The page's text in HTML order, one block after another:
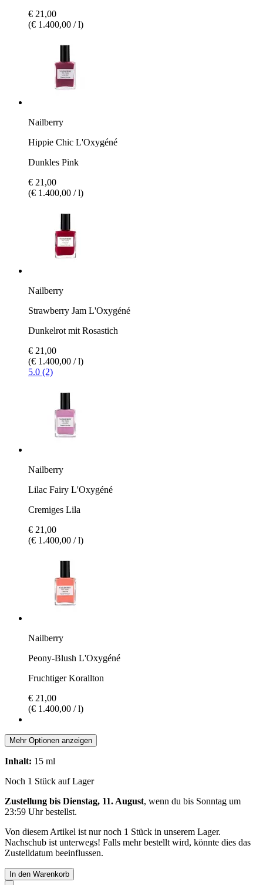
€ 21,00
(€ 1.400,00 / l)
Nailberry
Hippie Chic L'Oxygéné
Dunkles Pink
€ 21,00
(€ 1.400,00 / l)
Nailberry
Strawberry Jam L'Oxygéné
Dunkelrot mit Rosastich
€ 21,00
(€ 1.400,00 / l)
5.0 (2)
Nailberry
Lilac Fairy L'Oxygéné
Cremiges Lila
€ 21,00
(€ 1.400,00 / l)
Nailberry
Peony-Blush L'Oxygéné
Fruchtiger Korallton
€ 21,00
(€ 1.400,00 / l)
Mehr Optionen anzeigen
Inhalt: 15 ml
Noch 1 Stück auf Lager
Zustellung bis Dienstag, 11. August, wenn du bis Sonntag um
23:59 Uhrbestellst.
Von diesem Artikel ist nur noch 1 Stück in unserem Lager.
Nachschub ist unterwegs! Falls mehr bestellt wird, könnte dies das
Zustelldatum beeinflussen.
In den Warenkorb